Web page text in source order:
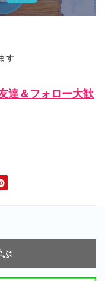
す
＆フォロー大歓
ぶ